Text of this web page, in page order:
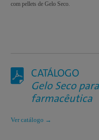
com pellets de Gelo Seco.
CATÁLOGO
Gelo Seco
farmacêutica
Ver catálogo →